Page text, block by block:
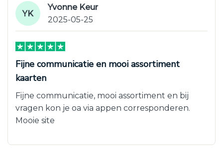
YK
Yvonne Keur
2025-05-25
Fijne communicatie en mooi assortiment
kaarten
Fijne communicatie, mooi assortiment en bij
vragen kon je oa via appen corresponderen.
Mooie site